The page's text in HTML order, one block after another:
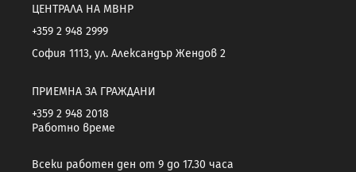
ЦЕНТРАЛА НА МВНР
+359 2 948 2999
София 1113, ул. Александър Жендов 2
ПРИЕМНА ЗА ГРАЖДАНИ
+359 2 948 2018
Работно време
Всеки работен ден от 9 до 17.30 часа